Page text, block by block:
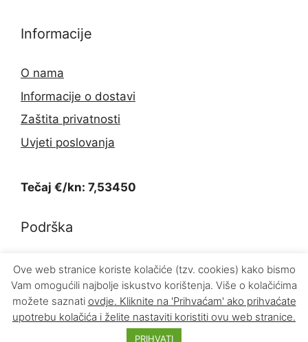
Informacije
O nama
Informacije o dostavi
Zaštita privatnosti
Uvjeti poslovanja
Tečaj €/kn: 7,53450
Podrška
Kontakt
Povrat proizvoda
Ove web stranice koriste kolačiće (tzv. cookies) kako bismo
Vam omogućili najbolje iskustvo korištenja. Više o kolačićima
možete saznati ovdje. Kliknite na 'Prihvaćam' ako prihvaćate
upotrebu kolačića i želite nastaviti koristiti ovu web stranice.
PRIHVATI